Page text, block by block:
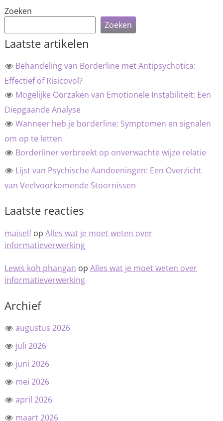
Zoeken
Zoeken
Laatste artikelen
Behandeling van Borderline met Antipsychotica:
Effectief of Risicovol?
Mogelijke Oorzaken van Emotionele Instabiliteit: Een
Diepgaande Analyse
Wanneer heb je borderline: Symptomen en signalen
om op te letten
Borderliner verbreekt op onverwachte wijze relatie
Lijst van Psychische Aandoeningen: Een Overzicht
van Veelvoorkomende Stoornissen
Laatste reacties
maiselfop Alles wat je moet weten over
informatieverwerking
Lewis koh phangan op Alles wat je moet weten over
informatieverwerking
Archief
augustus 2026
juli 2026
juni 2026
mei 2026
april 2026
maart 2026